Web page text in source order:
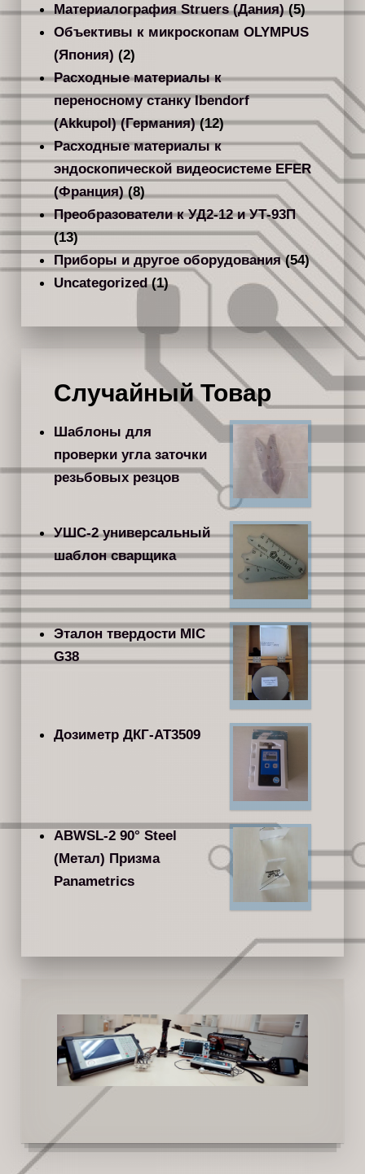
Материалография Struers (Дания) (5)
Объективы к микроскопам OLYMPUS
(Япония) (2)
Расходные материалы к
переносному станку Ibendorf
(Akkupol) (Германия) (12)
Расходные материалы к
эндоскопической видеосистеме EFER
(Франция) (8)
Преобразователи к УД2-12 и УТ-93П
(13)
Приборы и другое оборудования (54)
Uncategorized (1)
Случайный Товар
Шаблоны для
проверки угла заточки
резьбовых резцов
УШС-2 универсальный
шаблон сварщика
Эталон твердости MIC
G38
Дозиметр ДКГ-АТ3509
ABWSL-2 90° Steel
(Метал) Призма
Panametrics